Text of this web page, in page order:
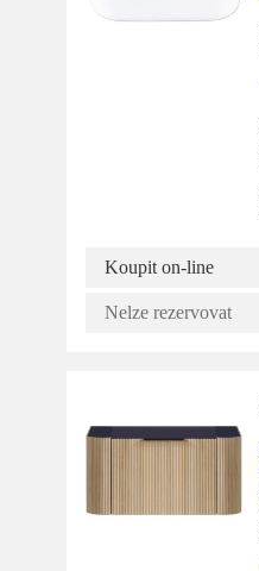
Koupit on-line
Nelze rezervovat